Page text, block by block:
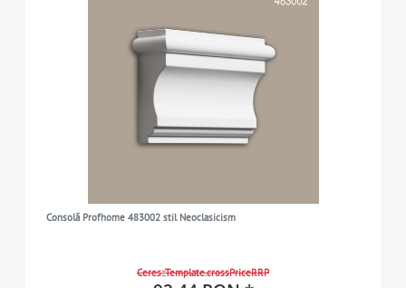
Consolă Profhome 483002 stil Neoclasicism
Ceres::Template.crossPriceRRP